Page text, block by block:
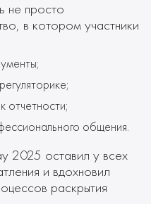
не просто
в котором участники
отчетности;
общения.
2025 оставил у всех
и вдохновил
раскрытия